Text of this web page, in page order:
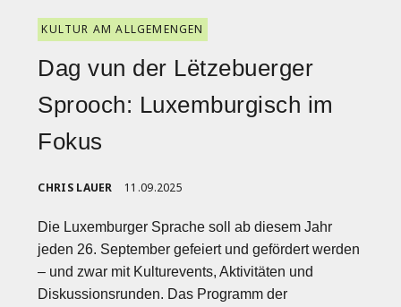
KULTUR AM ALLGEMENGEN
Dag vun der Lëtzebuerger
Sprooch: Luxemburgisch im
Fokus
CHRIS LAUER 11.09.2025
Die Luxemburger Sprache soll ab diesem Jahr
jeden 26. September gefeiert und gefördert werden
– und zwar mit Kulturevents, Aktivitäten und
Diskussionsrunden. Das Programm der